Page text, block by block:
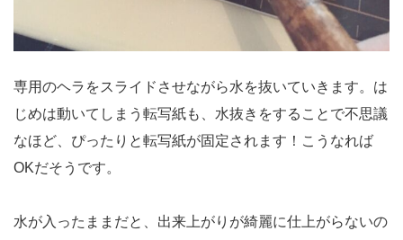
専用のヘラをスライドさせながら水を抜いていきます。は
じめは動いてしまう転写紙も、水抜きをすることで不思議
なほど、ぴったりと転写紙が固定されます！こうなれば
OKだそうです。
水が入ったままだと、出来上がりが綺麗に仕上がらないの